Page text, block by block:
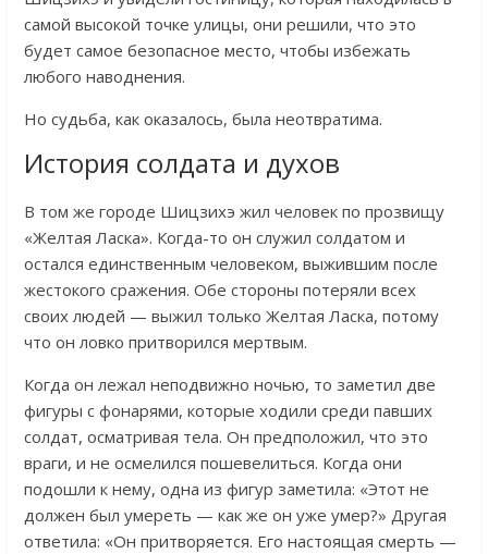
самой высокой точке улицы, они решили, что это
будет самое безопасное место, чтобы избежать
любого наводнения.
Но судьба, как оказалось, была неотвратима.
История солдата и духов
В том же городе Шицзихэ жил человек по прозвищу
«Желтая Ласка». Когда-то он служил солдатом и
остался единственным человеком, выжившим после
жестокого сражения. Обе стороны потеряли всех
своих людей — выжил только Желтая Ласка, потому
что он ловко притворился мертвым.
Когда он лежал неподвижно ночью, то заметил две
фигуры с фонарями, которые ходили среди павших
солдат, осматривая тела. Он предположил, что это
враги, и не осмелился пошевелиться. Когда они
подошли к нему, одна из фигур заметила: «Этот не
должен был умереть — как же он уже умер?» Другая
ответила: «Он притворяется. Его настоящая смерть —